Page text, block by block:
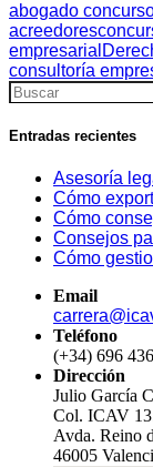
abogado
acreedores
empresarial
consultoría
Entradas recientes
Asesoría
Cómo
Cómo
Consejos
Cómo
Email
Teléfono
(+34) 696
Dirección
Julio García
Col. ICAV
Avda. Reino
46005